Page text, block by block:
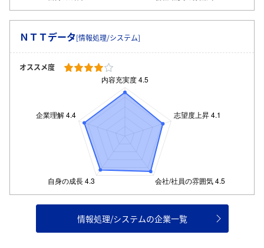
ＮＴＴデータ[情報処理/システム]
オススメ度
情報処理/システムの企業一覧